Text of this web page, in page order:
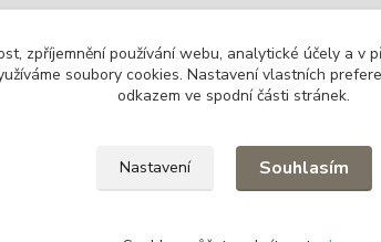
Zbýšov-Městský
zpříjemnění používání webu, analytické účely a v
soubory cookies. Nastavení vlastních
odkazem ve spodní části stránek.
Nastavení Souhlasím